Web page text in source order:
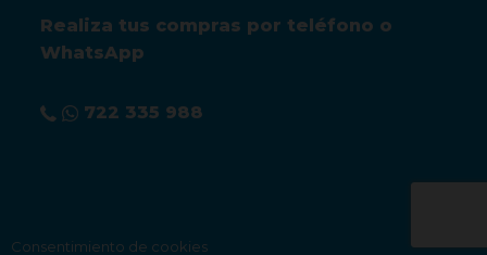
Realiza tus compras por teléfono o
WhatsApp
722 335 988
Consentimiento de cookies